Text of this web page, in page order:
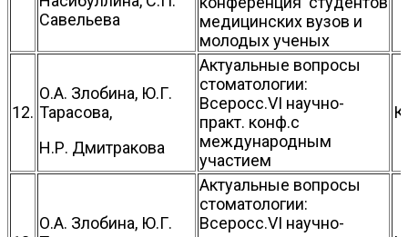
Савельева
медицинских вузов и
молодых ученых
12.
О.А. Злобина, Ю.Г.
Тарасова,
Н.Р. Дмитракова
Актуальные вопросы
стоматологии:
Всеросс.VI научно-
практ. конф.с
международным
участием
О.А. Злобина, Ю.Г.
Актуальные вопросы
стоматологии:
Всеросс.VI научно-